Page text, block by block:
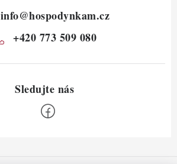
info@hospodynkam.cz
+420 773 509 080